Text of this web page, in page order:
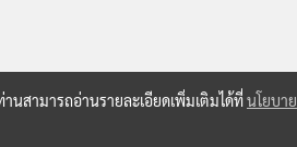
นสามารถอ่านรายละเอียดเพิ่มเติมได้ที่นโยบาย